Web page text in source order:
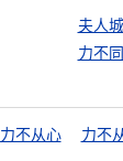
夫人城
力不
力不从心 力不